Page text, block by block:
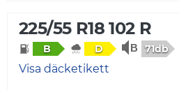
225/55 R18 102 R
B D 71db
Visa däcketikett